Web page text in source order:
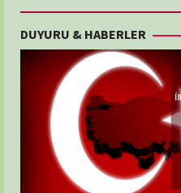
DUYURU & HABERLER